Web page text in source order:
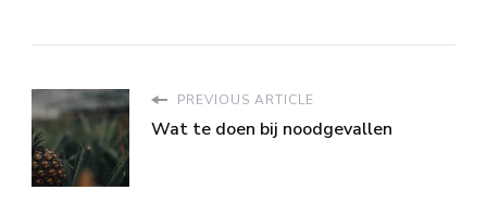
PREVIOUS ARTICLE
Wat te doen bij noodgevallen